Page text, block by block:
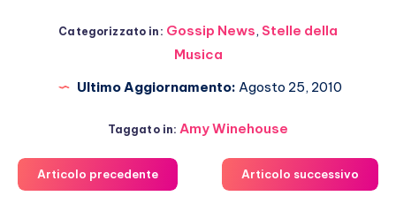
Categorizzato in: Gossip News, Stelle della
Musica
Ultimo Aggiornamento: Agosto 25, 2010
Taggato in: Amy Winehouse
Articolo precedente Articolo successivo